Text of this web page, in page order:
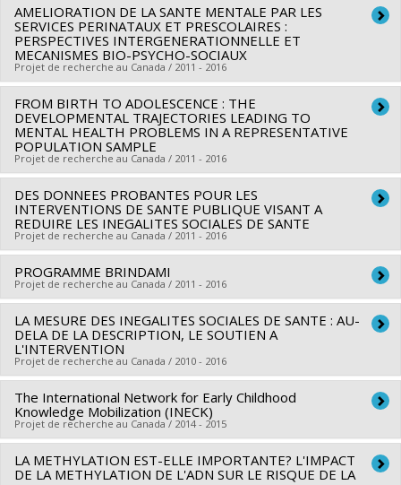
Programmes de subvention :PV129894-(RG) Programme
Regroupements stratégiques
Sources de financement :FRQSC/Fonds de recherche du
Québec - Société et culture (FQRSC)
Programmes de subvention :PVXXXXXX-(SE) Programme
développement : Renouvellement
Chercheur principal : Catherine Herba
Co-chercheurs : Jean Séguin,Sylvana Côté
Sources de financement :IRSC/Instituts de recherche en
santé du Canada
Programmes de subvention :PVXXXXXX-Subvention de
fonctionnement - annonce de priorités
AMELIORATION DE LA SANTE MENTALE PAR LES
SERVICES PERINATAUX ET PRESCOLAIRES :
PERSPECTIVES INTERGENERATIONNELLE ET
MECANISMES BIO-PSYCHO-SOCIAUX
Projet de recherche au Canada / 2011 - 2016
Chercheur principal : Sylvana Côté
Sources de financement :FRQS/Fonds de recherche du
Québec - Santé (FRSQ)
Programmes de subvention :PVXXXXXX-Bourse de
chercheur-boursier : Senior
FROM BIRTH TO ADOLESCENCE : THE
DEVELOPMENTAL TRAJECTORIES LEADING TO
MENTAL HEALTH PROBLEMS IN A REPRESENTATIVE
POPULATION SAMPLE
Projet de recherche au Canada / 2011 - 2016
Chercheur principal : Sylvana Côté
Co-chercheurs : Louise Potvin,Richard Ernest Tremblay
René Carbonneau,Frank Vitaro,Jean Séguin
Brendgen,Michel Boivin
Sources de financement :IRSC/Instituts de recherche en
santé du Canada
Programmes de subvention :
de fonctionnement incluant les subventions de
fonctionnement programmatiques (général)
DES DONNEES PROBANTES POUR LES
INTERVENTIONS DE SANTE PUBLIQUE VISANT A
REDUIRE LES INEGALITES SOCIALES DE SANTE
Projet de recherche au Canada / 2011 - 2016
Chercheur principal : Louise Potvin
Co-chercheurs : Alain Noël,Deena White,Lise Gauvin,Lucie
Richard,Marie-France Raynault,Angèle Bilodeau, Sylvana
Côté,Yan Kestens,Audrey Smargiassi, Isabelle Laurin
Patrick Morency ,Geetanjali Datta,
Michèle Stanton-Jean,Denis Bourque,Gilles Sénécal,Camil
Bouchard,Ruth Rose-Lizée
Sources de financement :IRSC/Instituts de recherche en
santé du Canada
Programmes de subvention :PVXXXXXX-(ROH) Subvention
PROGRAMME BRINDAMI
Projet de recherche au Canada / 2011 - 2016
Chercheur principal : Sylvana Côté
Sources de financement :Energir
Programmes de subvention :
LA MESURE DES INEGALITES SOCIALES DE SANTE : AU-
DELA DE LA DESCRIPTION, LE SOUTIEN A
L'INTERVENTION
Projet de recherche au Canada / 2010 - 2016
Chercheur principal : Marie-France Raynault
Co-chercheurs : Louise Fournier,Lise Gauvin
Rossignol,Sylvana Côté,Jean Frédéric Lévesque,Richard
Masse ,Jean-Michel Cousineau,Paul Bernard , Michel
The International Network for Early Childhood
Knowledge Mobilization (INECK)
Projet de recherche au Canada / 2014 - 2015
Chercheur principal : Michel Boivin
LA METHYLATION EST-ELLE IMPORTANTE? L'IMPACT
DE LA METHYLATION DE L'ADN SUR LE RISQUE DE LA